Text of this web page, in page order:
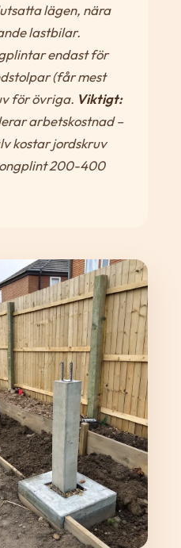
lägen, nära
lastbilar.
endast för
(får mest
för övriga. Viktigt:
arbetskostnad –
kostar jordskruv
200-400